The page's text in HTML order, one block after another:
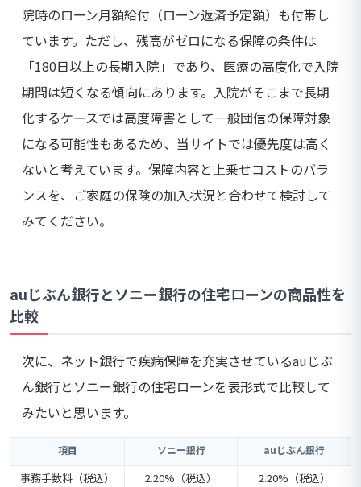
院時のローン月額給付（ローン返済予定額）も付帯し
ています。ただし、残高がゼロになる保障の条件は
「180日以上の長期入院」であり、医療の高度化で入院
期間は短くなる傾向にあります。入院がそこまで長期
化するケースでは高度障害として一般団信の保障対象
になる可能性もあるため、当サイトでは優先度は高く
ないと考えています。保障内容と上乗せコストのバラ
ンスを、ご家庭の保険の加入状況と合わせて検討して
みてください。
auじぶん銀行とソニー銀行の住宅ローンの商品性を
比較
次に、ネット銀行で疾病保障を充実させているauじぶ
ん銀行とソニー銀行の住宅ローンを表形式で比較して
みたいと思います。
項目 ソニー銀行 auじぶん銀行
事務手数料（税込） 2.20%（税込）
2.20%（税込）